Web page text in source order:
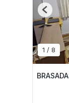
1 / 8